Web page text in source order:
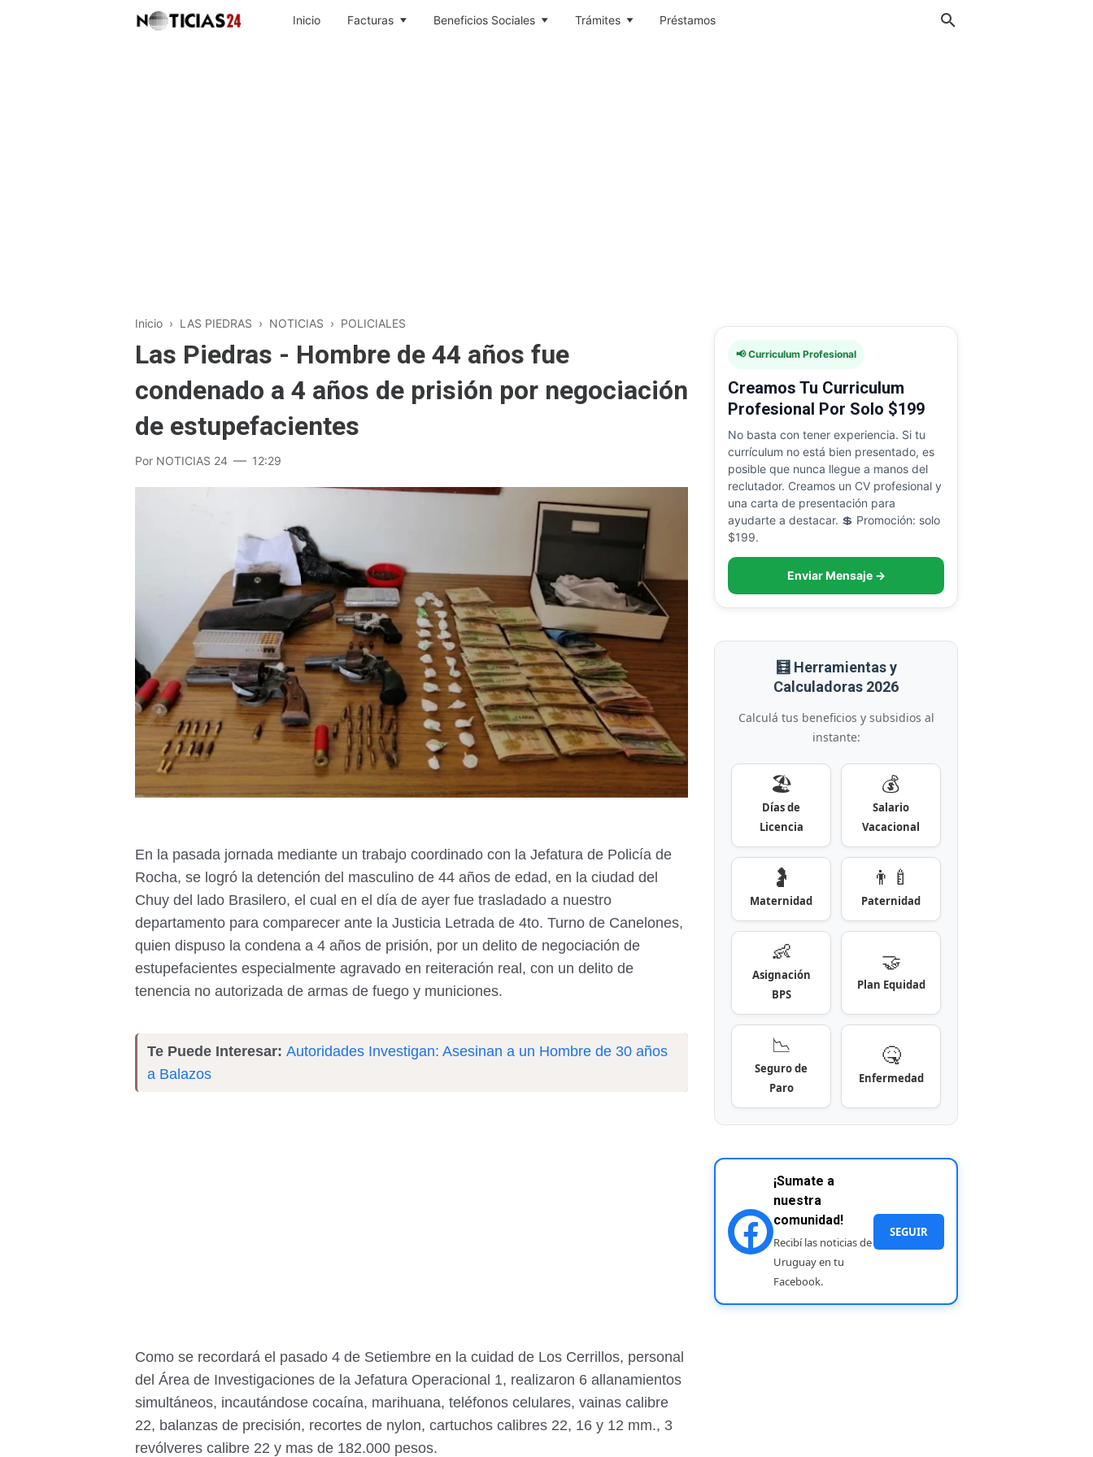
Inicio Facturas Beneficios Sociales Trámites Préstamos
Inicio › LAS PIEDRAS › NOTICIAS › POLICIALES
Las Piedras - Hombre de 44 años fue
condenado a 4 años de prisión por negociación
de estupefacientes
Por NOTICIAS 24 12:29
En la pasada jornada mediante un trabajo coordinado con la Jefatura de Policía de
Rocha, se logró la detención del masculino de 44 años de edad, en la ciudad del
Chuy del lado Brasilero, el cual en el día de ayer fue trasladado a nuestro
departamento para comparecer ante la Justicia Letrada de 4to. Turno de Canelones,
quien dispuso la condena a 4 años de prisión, por un delito de negociación de
estupefacientes especialmente agravado en reiteración real, con un delito de
tenencia no autorizada de armas de fuego y municiones.
Te Puede Interesar: Autoridades Investigan: Asesinan a un Hombre de 30 años
a Balazos
Como se recordará el pasado 4 de Setiembre en la cuidad de Los Cerrillos, personal
del Área de Investigaciones de la Jefatura Operacional 1, realizaron 6 allanamientos
simultáneos, incautándose cocaína, marihuana, teléfonos celulares, vainas calibre
22, balanzas de precisión, recortes de nylon, cartuchos calibres 22, 16 y 12 mm., 3
revólveres calibre 22 y mas de 182.000 pesos.
📢 Curriculum Profesional
Creamos Tu Curriculum
Profesional Por Solo $199
No basta con tener experiencia. Si tu
currículum no está bien presentado, es
posible que nunca llegue a manos del
reclutador. Creamos un CV profesional y
una carta de presentación para
ayudarte a destacar. 💲 Promoción: solo
$199.
Enviar Mensaje →
🧮 Herramientas y
Calculadoras 2026
Calculá tus beneficios y subsidios al
instante:
🏖️
Días de
Licencia
💰
Salario
Vacacional
🤰
Maternidad
👨‍🍼
Paternidad
👶
Asignación
BPS
🤝
Plan Equidad
📉
Seguro de
Paro
🤒
Enfermedad
¡Sumate a
nuestra
comunidad!
Recibí las noticias de
Uruguay en tu
Facebook.
SEGUIR